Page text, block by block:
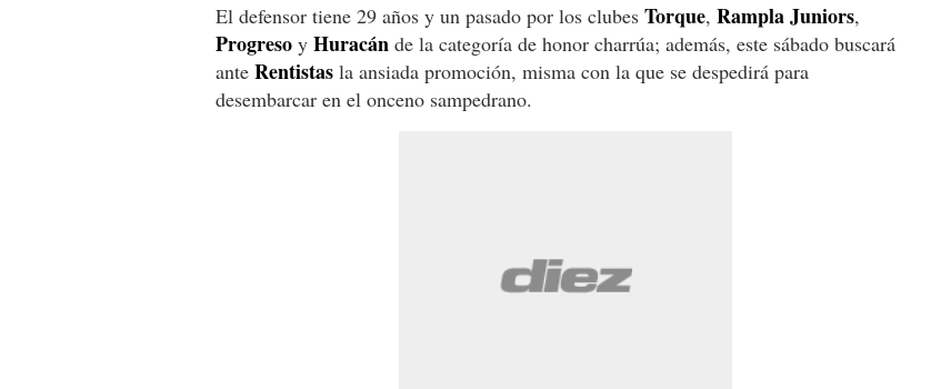
El defensor tiene 29 años y un pasado por los clubes Torque, Rampla Juniors,
Progreso y Huracán de la categoría de honor charrúa; además, este sábado buscará
ante Rentistas la ansiada promoción, misma con la que se despedirá para
desembarcar en el onceno sampedrano.